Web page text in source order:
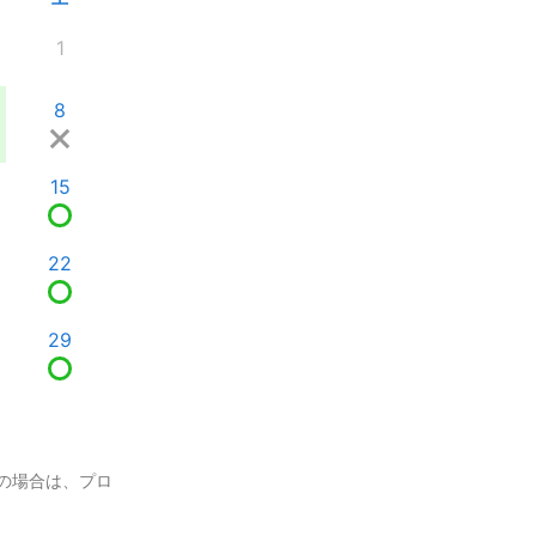
1
8
15
22
29
場合は、プロ